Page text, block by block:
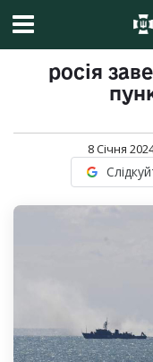
росія
8 Січня